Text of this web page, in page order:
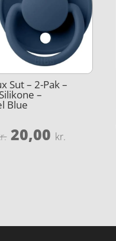
Sut – 2-Pak –
–
Blue
Den
oprindelige
20,00 kr.